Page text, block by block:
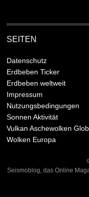
SEITEN
Datenschutz
Erdbeben Ticker
Erdbeben weltweit
Impressum
Nutzungsbedingungen
Sonnen Aktivität
Vulkan Aschewolken
Wolken Europa
Seismoblog, das Online